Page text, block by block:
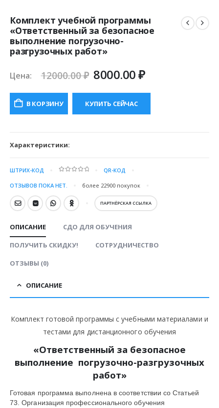
Комплект учебной программы
«Ответственный за безопасное
выполнение погрузочно-
разгрузочных работ»
Цена: 12000.00₽ Первоначальная
составляла
12000.00 ₽.
8000.00₽Текущая
8000.00 ₽.
В КОРЗИНУ КУПИТЬ СЕЙЧАС
Характеристики:
ШТРИХ-КОД QR-КОД
ОТЗЫВОВ ПОКА НЕТ. более 22900 покупок
ПАРТНЁРСКАЯ ССЫЛКА
ОПИСАНИЕ СДО ДЛЯ ОБУЧЕНИЯ
ПОЛУЧИТЬ СКИДКУ! СОТРУДНИЧЕСТВО
ОТЗЫВЫ (0)
ОПИСАНИЕ
Комплект готовой программы с учебными материалами и
тестами для дистанционного обучения
«Ответственный за безопасное
выполнение погрузочно-разгрузочных
работ»
Готовая программа выполнена в соответствии со Статьей
73. Организация профессионального обучения